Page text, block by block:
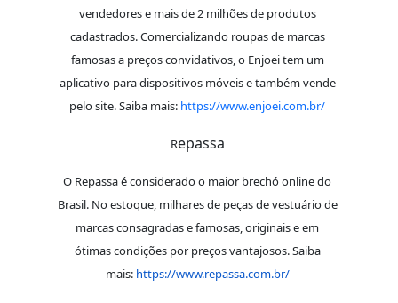
vendedores e mais de 2 milhões de produtos
cadastrados. Comercializando roupas de marcas
famosas a preços convidativos, o Enjoei tem um
aplicativo para dispositivos móveis e também vende
pelo site. Saiba mais: https://www.enjoei.com.br/
Repassa
O Repassa é considerado o maior brechó online do
Brasil. No estoque, milhares de peças de vestuário de
marcas consagradas e famosas, originais e em
ótimas condições por preços vantajosos. Saiba
mais: https://www.repassa.com.br/